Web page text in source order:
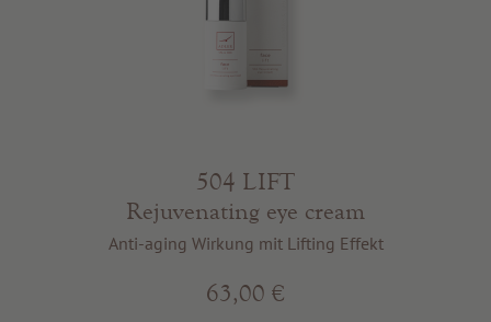
504 LIFT
Rejuvenating eye cream
Anti-aging Wirkung mit Lifting Effekt
63,00 €